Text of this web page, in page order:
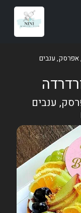
ענבים
ענבים